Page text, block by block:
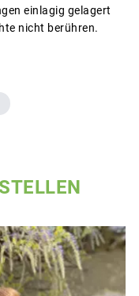
einlagig gelagert
nicht berühren.